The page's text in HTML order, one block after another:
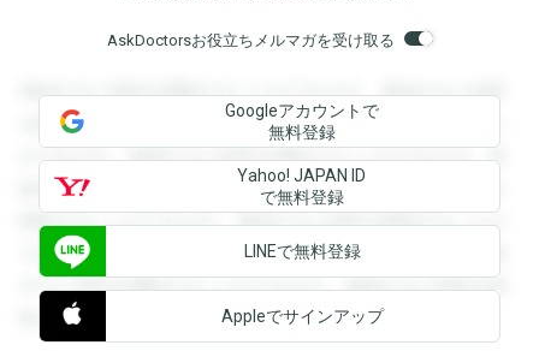
AskDoctorsお役立ちメルマガを受け取る
登録すると回答を閲覧することができます。登録すると回答
を閲覧することができます。登録すると回答を閲覧すること
ができます。登録すると回答を閲覧することができます。登
録すると回答を閲覧することができます。登録すると回答を
閲覧することができます。登録すると回答を閲覧することが
できます。登録すると回答を閲覧することができます。登録
すると回答を閲覧することができます。登録すると回答を閲
覧することができます。
Googleアカウントで
無料登録
Yahoo! JAPAN ID
で無料登録
LINEで無料登録
Appleでサインアップ